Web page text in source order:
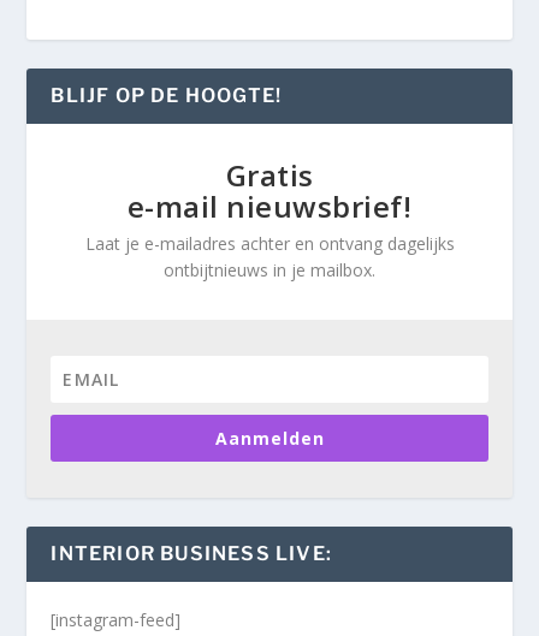
BLIJF OP DE HOOGTE!
Gratis
e-mail nieuwsbrief!
Laat je e-mailadres achter en ontvang dagelijks
ontbijtnieuws in je mailbox.
Aanmelden
INTERIOR BUSINESS LIVE:
[instagram-feed]